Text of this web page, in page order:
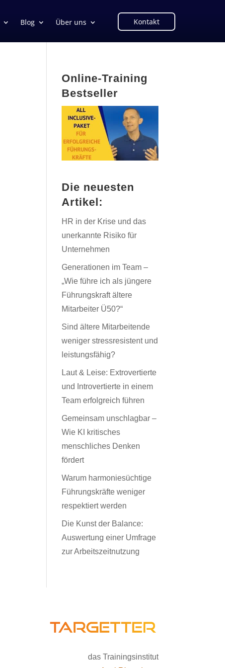
Blog Über uns Kontakt
Online-Training
Bestseller
Die neuesten
Artikel:
HR in der Krise und das
unerkannte Risiko für
Unternehmen
Generationen im Team –
„Wie führe ich als jüngere
Führungskraft ältere
Mitarbeiter Ü50?“
Sind ältere Mitarbeitende
weniger stressresistent und
leistungsfähig?
Laut & Leise: Extrovertierte
und Introvertierte in einem
Team erfolgreich führen
Gemeinsam unschlagbar –
Wie KI kritisches
menschliches Denken
fördert
Warum harmoniesüchtige
Führungskräfte weniger
respektiert werden
Die Kunst der Balance:
Auswertung einer Umfrage
zur Arbeitszeitnutzung
das Trainingsinstitut